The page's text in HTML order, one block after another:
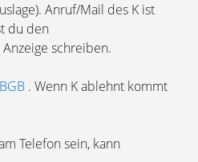
Anruf/Mail des K ist
du den
schreiben.
. Wenn K ablehnt kommt
Telefon sein, kann